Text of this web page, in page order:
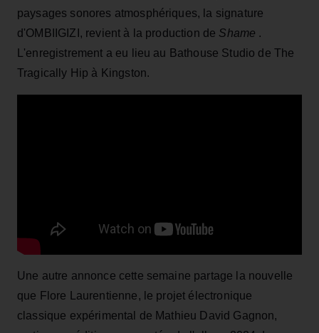
paysages sonores atmosphériques, la signature
d'OMBIIGIZI, revient à la production de Shame .
L'enregistrement a eu lieu au Bathouse Studio de The
Tragically Hip à Kingston.
Une autre annonce cette semaine partage la nouvelle
que Flore Laurentienne, le projet électronique
classique expérimental de Mathieu David Gagnon,